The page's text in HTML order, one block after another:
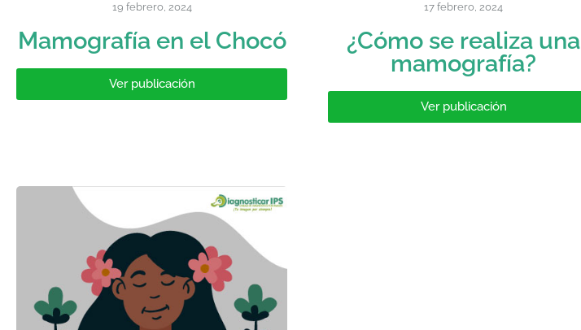
19 febrero, 2024
Mamografía en el Chocó
Ver publicación
17 febrero, 2024
¿Cómo se realiza una
mamografía?
Ver publicación